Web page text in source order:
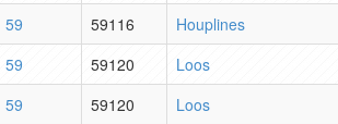
59
59116
Houplines
59
59120
Loos
59
59120
Loos